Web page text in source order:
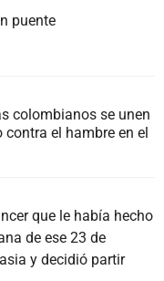
puente
colombianos se unen
el hambre en el
que le había hecho
de ese 23 de
y decidió partir